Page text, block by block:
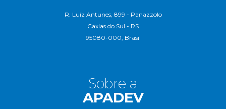
R. Luíz Antunes, 899 - Panazzolo
Caxias do Sul - RS
95080-000, Brasil
Sobre a
APADEV